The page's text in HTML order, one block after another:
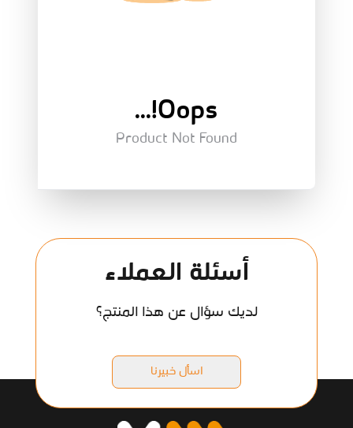
Oops!...
Product Not Found
أسئلة العملاء
لديك سؤال عن هذا المنتج؟
اسأل خبيرنا